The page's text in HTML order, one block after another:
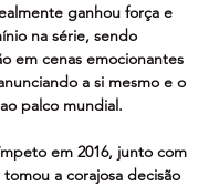
ganhou força e
na série, sendo
em cenas emocionantes
a si mesmo e o
palco mundial.
em 2016, junto com
a corajosa decisão